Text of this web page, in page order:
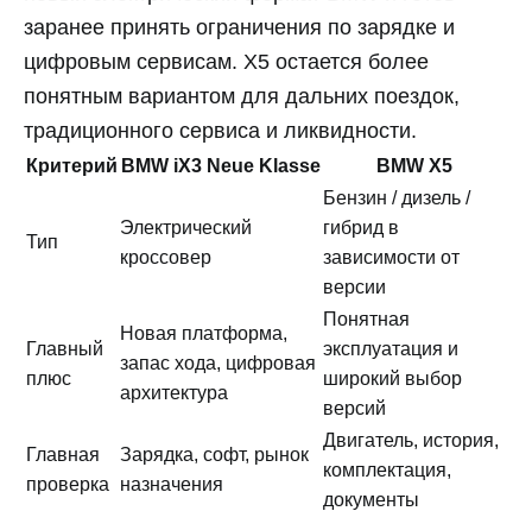
заранее принять ограничения по зарядке и
цифровым сервисам. X5 остается более
понятным вариантом для дальних поездок,
традиционного сервиса и ликвидности.
Критерий BMW iX3 Neue Klasse BMW X5
Тип
Электрический
кроссовер
Бензин / дизель /
гибрид в
зависимости от
версии
Главный
плюс
Новая платформа,
запас хода, цифровая
архитектура
Понятная
эксплуатация и
широкий выбор
версий
Главная
проверка
Зарядка, софт, рынок
назначения
Двигатель, история,
комплектация,
документы